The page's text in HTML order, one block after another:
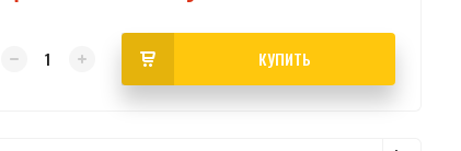
КУПИТЬ